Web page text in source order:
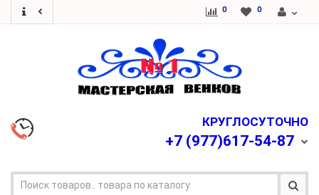
0 0
КРУГЛОСУТОЧНО
+7 (977)617-54-87